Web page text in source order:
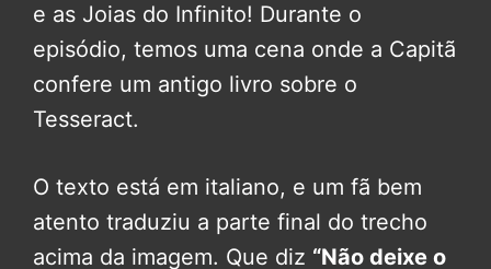
e as Joias do Infinito! Durante o
episódio, temos uma cena onde a Capitã
confere um antigo livro sobre o
Tesseract.
O texto está em italiano, e um fã bem
atento traduziu a parte final do trecho
acima da imagem. Que diz “Não deixe o